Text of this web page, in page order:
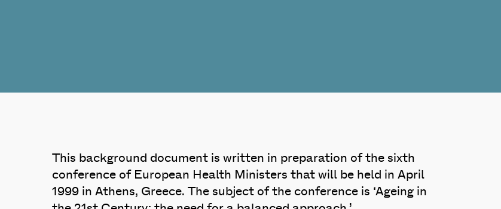
This background document is written in preparation of the sixth
conference of European Health Ministers that will be held in April
1999 in Athens, Greece. The subject of the conference is ‘Ageing in